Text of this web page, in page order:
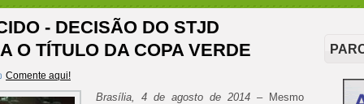
- DECISÃO DO STJD
O TÍTULO DA COPA VERDE
Comente aqui!
Brasília, 4 de agosto de 2014 – Mesmo